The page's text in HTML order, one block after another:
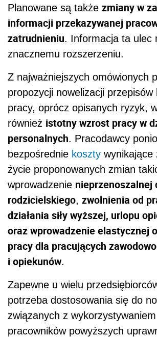
Planowane są także zmiany w
informacji przekazywanej
zatrudnieniu. Informacja ta ulec
znacznemu rozszerzeniu.
Z najważniejszych omówionych
propozycji nowelizacji przepisów
pracy, oprócz opisanych ryzyk,
również istotny wzrost pracy w
personalnych. Pracodawcy
bezpośrednie koszty wynikające
życie proponowanych zmian
wprowadzenie nieprzenoszalnej
rodzicielskiego, zwolnienia od
działania siły wyższej, urlopu
oraz wprowadzenie elastycznej
pracy dla pracujących
i opiekunów.
Zapewne u wielu
potrzeba dostosowania się do
związanych z
pracowników powyższych